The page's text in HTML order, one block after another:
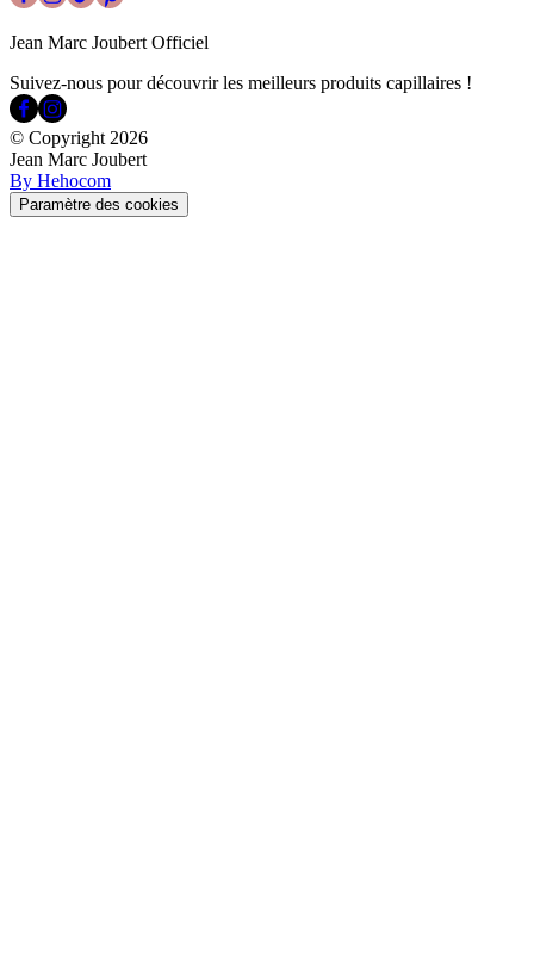
Jean Marc Joubert Officiel
Suivez-nous pour découvrir les meilleurs produits capillaires !
© Copyright 2026
Jean Marc Joubert
By Hehocom
Paramètre des cookies